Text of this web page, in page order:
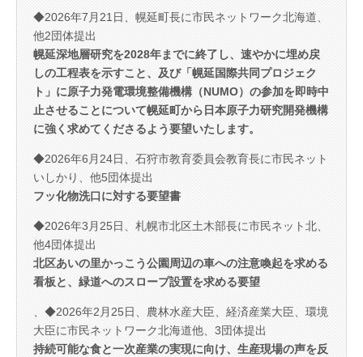
◆2026年7月21日、幌延町長に市民ネットワーク北海道、
他2団体提出
幌延深地層研究を2028年までに終了し、速やかに埋め戻
しの工程表を示すこと、及び「幌延国際共同プロジェク
ト」に原子力発電環境整備機構（NUMO）の参加を即時中
止させることについて幌延町から日本原子力研究開発機構
に強く求めてくださるよう要望いたします。
◆2026年6月24日、石狩市教育委員会教育長に市民ネット
いしかり、他5団体提出
フッ化物洗口に対する要望書
◆2026年3月25日、札幌市北区土木部長に市民ネット北、
他4団体提出
北区あいの里かっこう公園周辺の車への注意喚起を求める
看板と、緑道へのスロープ設置を求める要望
、◆2026年2月25日、農林水産大臣、経済産業大臣、環境
大臣に市民ネットワーク北海道他、3団体提出
持続可能な食と一次産業の実現に向け、生産現場の声を反